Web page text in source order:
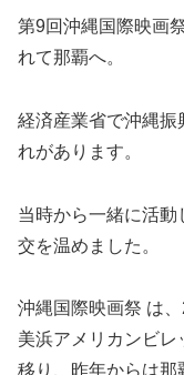
第9回沖縄国際映画
れて那覇へ。
経済産業省で沖縄振
れがあります。
当時から一緒に活動
交を温めました。
沖縄国際映画祭 は
美浜アメリカンビ
移り、昨年からは